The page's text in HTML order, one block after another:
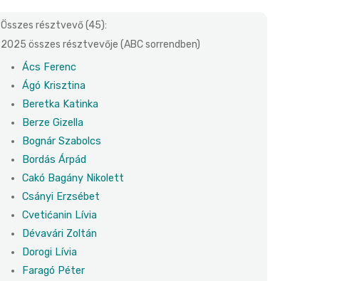
Összes résztvevő (45):
2025 összes résztvevője (ABC sorrendben)
Ács Ferenc
Ágó Krisztina
Beretka Katinka
Berze Gizella
Bognár Szabolcs
Bordás Árpád
Cakó Bagány Nikolett
Csányi Erzsébet
Cvetićanin Lívia
Dévavári Zoltán
Dorogi Lívia
Faragó Péter